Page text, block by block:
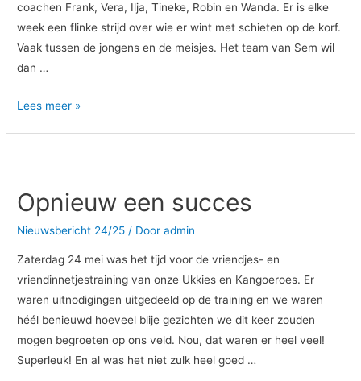
coachen Frank, Vera, Ilja, Tineke, Robin en Wanda. Er is elke
week een flinke strijd over wie er wint met schieten op de korf.
Vaak tussen de jongens en de meisjes. Het team van Sem wil
dan …
Lees meer »
Opnieuw een succes
Nieuwsbericht 24/25 / Dooradmin
Zaterdag 24 mei was het tijd voor de vriendjes- en
vriendinnetjestraining van onze Ukkies en Kangoeroes. Er
waren uitnodigingen uitgedeeld op de training en we waren
héél benieuwd hoeveel blije gezichten we dit keer zouden
mogen begroeten op ons veld. Nou, dat waren er heel veel!
Superleuk! En al was het niet zulk heel goed …
succes